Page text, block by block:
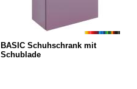
BASIC Schuhschrank mit
Schublade